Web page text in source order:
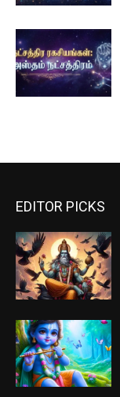
EDITOR PICKS